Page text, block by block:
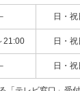
－ 日・祝
21:00 日・祝
－ 日・祝